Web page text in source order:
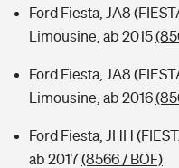
Ford Fiesta, JA8
Limousine, ab 2015
Ford Fiesta, JA8
Limousine, ab 2016
Ford Fiesta, JHH
ab 2017(8566 / BOF)